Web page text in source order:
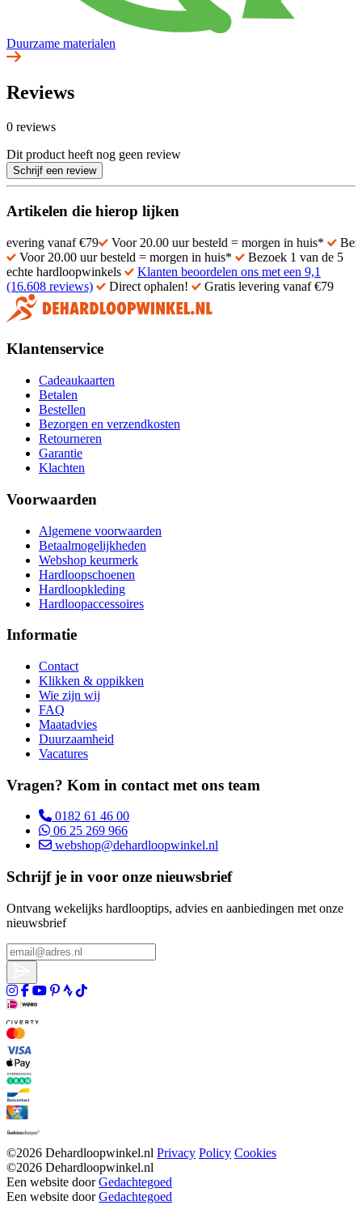
Duurzame materialen
Reviews
0 reviews
Dit product heeft nog geen review
Schrijf een review
Artikelen die hierop lijken
vanaf €79 Voor 20.00 uur besteld = morgen in huis*
Bezoek 1
Voor 20.00 uur besteld = morgen in huis*
Bezoek 1 van de 5
echte hardloopwinkels
Klanten beoordelen ons met een 9,1
(16.608 reviews)
Direct ophalen! Gratis levering vanaf €79
Klantenservice
Cadeaukaarten
Betalen
Bestellen
Bezorgen en verzendkosten
Retourneren
Garantie
Klachten
Voorwaarden
Algemene voorwaarden
Betaalmogelijkheden
Webshop keurmerk
Hardloopschoenen
Hardloopkleding
Hardloopaccessoires
Informatie
Contact
Klikken & oppikken
Wie zijn wij
FAQ
Maatadvies
Duurzaamheid
Vacatures
Vragen? Kom in contact met ons team
0182 61 46 00
06 25 269 966
webshop@dehardloopwinkel.nl
Schrijf je in voor onze nieuwsbrief
Ontvang wekelijks hardlooptips, advies en aanbiedingen met onze
nieuwsbrief
©2026 Dehardloopwinkel.nl Privacy Policy Cookies
©2026 Dehardloopwinkel.nl
Een website doorGedachtegoed
Een website doorGedachtegoed